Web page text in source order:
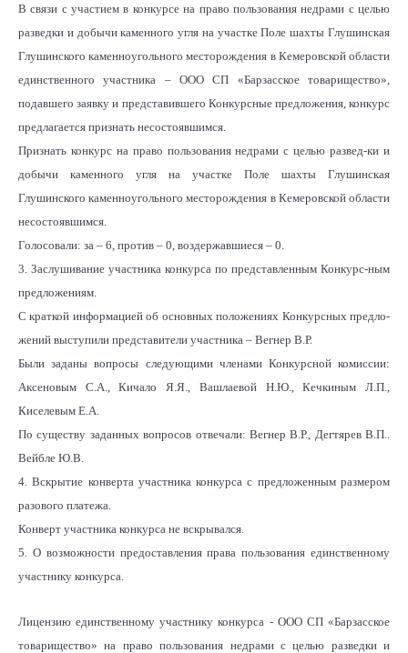
В связи с участием в конкурсе на право пользования недрами с целью
разведки и добычи каменного угля на участке Поле шахты Глушинская
Глушинского каменноугольного месторождения в Кемеровской области
единственного участника – ООО СП «Барзасское товарищество»,
подавшего заявку и представившего Конкурсные предложения, конкурс
предлагается признать несостоявшимся.
Признать конкурс на право пользования недрами с целью развед-ки и
добычи каменного угля на участке Поле шахты Глушинская
Глушинского каменноугольного месторождения в Кемеровской области
несостоявшимся.
Голосовали: за – 6, против – 0, воздержавшиеся – 0.
3. Заслушивание участника конкурса по представленным Конкурс-ным
предложениям.
С краткой информацией об основных положениях Конкурсных предло-
жений выступили представители участника – Вегнер В.Р.
Были заданы вопросы следующими членами Конкурсной комиссии:
Аксеновым С.А., Кичало Я.Я., Вашлаевой Н.Ю., Кечкиным Л.П.,
Киселевым Е.А.
По существу заданных вопросов отвечали: Вегнер В.Р., Дегтярев В.П..
Вейбле Ю.В.
4. Вскрытие конверта участника конкурса с предложенным размером
разового платежа.
Конверт участника конкурса не вскрывался.
5. О возможности предоставления права пользования единственному
участнику конкурса.
Лицензию единственному участнику конкурса - ООО СП «Барзасское
товарищество» на право пользования недрами с целью разведки и